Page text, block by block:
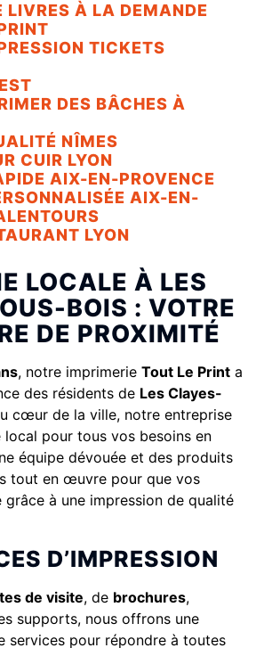
LIVRES À LA DEMANDE
TICKETS
DES BÂCHES À
NÎMES
CUIR LYON
AIX-EN-PROVENCE
AIX-EN-
LYON
LOCALE À LES
BOIS : VOTRE
DE PROXIMITÉ
, notre imprimerie Tout Le Print a
des résidents de Les Clayes-
cœur de la ville, notre entreprise
pour tous vos besoins en
équipe dévouée et des produits
tout en œuvre pour que vos
à une impression de qualité
D’IMPRESSION
de visite, de brochures,
supports, nous offrons une
services pour répondre à toutes